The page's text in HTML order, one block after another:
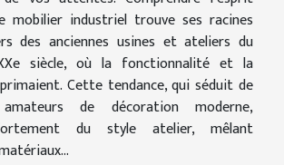
mobilier industriel trouve ses racines
des anciennes usines et ateliers du
siècle, où la fonctionnalité et la
Cette tendance, qui séduit de
de décoration moderne,
du style atelier, mêlant